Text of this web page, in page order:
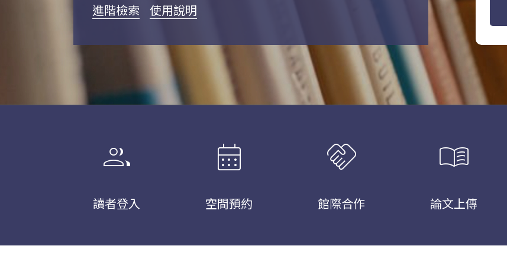
進階檢索 使用說明
group
讀者登入
calendar_month
空間預約
handshake
館際合作
menu_book
論文上傳